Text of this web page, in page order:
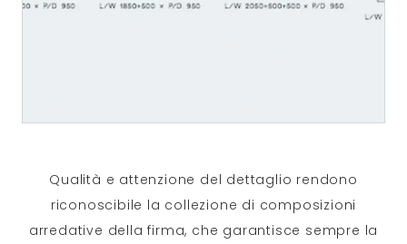
Qualità e attenzione del dettaglio rendono
riconoscibile la collezione di composizioni
arredative della firma, che garantisce sempre la